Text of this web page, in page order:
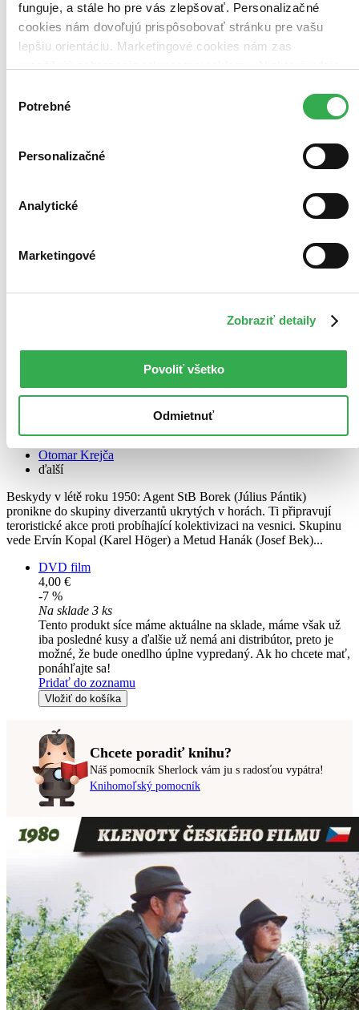
funguje, a stále ho pre vás zlepšovať. Personalizačné
cookies nám dovoľujú prispôsobovať stránku pre vašu
lepšiu orientáciu. Marketingové cookies nám zas
keby sme mohli používať všetky tieto cookies. Ďakujeme!
súhlasu
Potrebné
Personalizačné
Analytické
Marketingové
Zobraziť detaily
Povoliť všetko
Odmietnuť
Kohout plaší smrt
Karel Höger
Július Pántik
Otomar Krejča
ďalší
Beskydy v létě roku 1950: Agent StB Borek (Július Pántik)
pronikne do skupiny diverzantů ukrytých v horách. Ti připravují
teroristické akce proti probíhající kolektivizaci na vesnici. Skupinu
vede Ervín Kopal (Karel Höger) a Metud Hanák (Josef Bek)...
DVD film
4,00 €
-7 %
Na sklade 3 ks
Tento produkt síce máme aktuálne na sklade, máme však už
iba posledné kusy a ďalšie už nemá ani distribútor, preto je
možné, že bude onedlho úplne vypredaný. Ak ho chcete mať,
ponáhľajte sa!
Pridať do zoznamu
Vložiť do košíka
Chcete poradiť knihu?
Náš pomocník Sherlock vám ju s radosťou vypátra!
Knihomoľský pomocník